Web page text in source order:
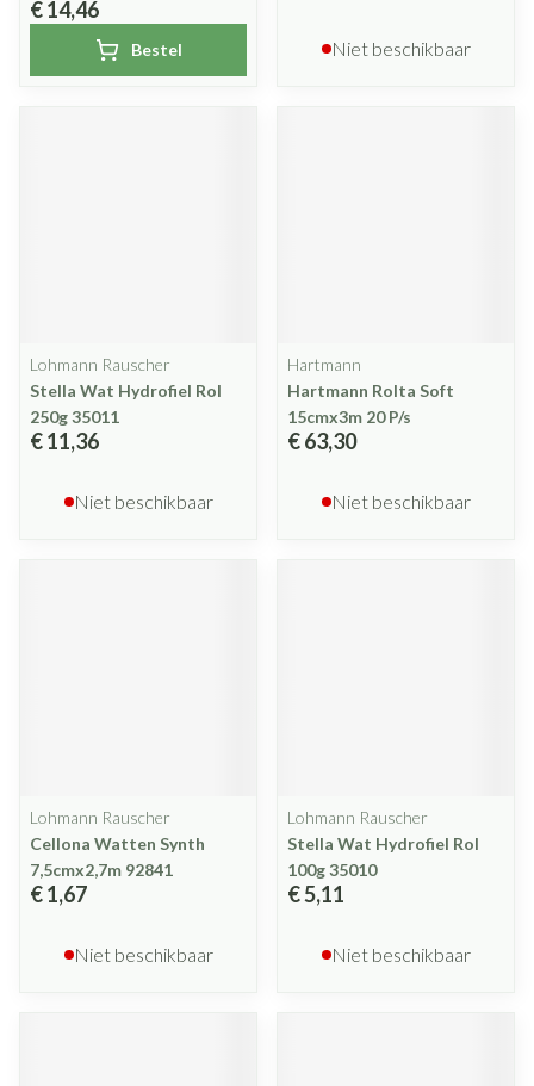
€ 14,46
Bestel Niet beschikbaar
Lohmann Rauscher
Stella Wat Hydrofiel Rol
250g 35011
€ 11,36
Niet beschikbaar
Hartmann
Hartmann Rolta Soft
15cmx3m 20 P/s
€ 63,30
Niet beschikbaar
Lohmann Rauscher
Cellona Watten Synth
7,5cmx2,7m 92841
€ 1,67
Niet beschikbaar
Lohmann Rauscher
Stella Wat Hydrofiel Rol
100g 35010
€ 5,11
Niet beschikbaar